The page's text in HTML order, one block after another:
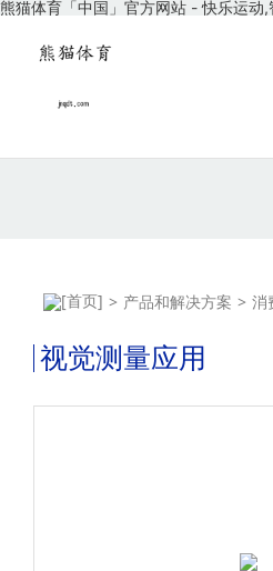
熊猫体育「中国」官方网站 - 快乐运动,
> 产品和解决方案 > 消
视觉测量应用